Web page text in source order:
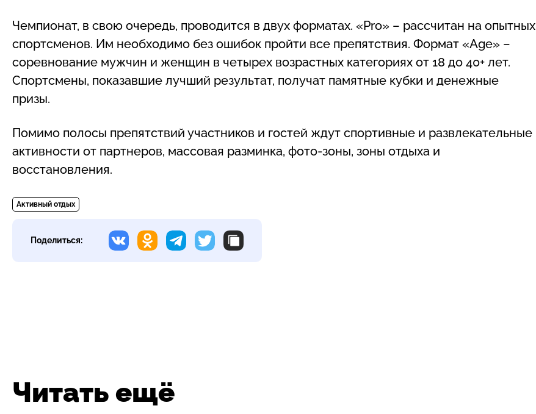
Чемпионат, в свою очередь, проводится в двух форматах. «Pro» – рассчитан на опытных
спортсменов. Им необходимо без ошибок пройти все препятствия. Формат «Age» –
соревнование мужчин и женщин в четырех возрастных категориях от 18 до 40+ лет.
Спортсмены, показавшие лучший результат, получат памятные кубки и денежные
призы.
Помимо полосы препятствий участников и гостей ждут спортивные и развлекательные
активности от партнеров, массовая разминка, фото-зоны, зоны отдыха и
восстановления.
Активный отдых
Поделиться:
Читать ещё